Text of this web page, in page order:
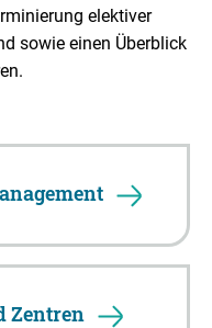
elektiver
sowie einen Überblick
Zentren